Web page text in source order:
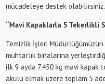
mücadeleye destek olabilirsiniz.
“Mavi Kapaklarla 5 Tekerlikli
Temizlik İşleri
muhtarlık binalarına
ilk 9 ayda 7.450 kg mavi kapak
akülü olmak üzere toplam 5